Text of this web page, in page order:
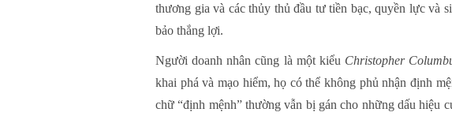
thương gia và các thủy thủ đầu tư tiền bạc, quyền lực và
bảo thắng lợi.
Người doanh nhân cũng là một kiểu Christopher
khai phá và mạo hiểm, họ có thể không phủ nhận định
chữ “định mệnh” thường vẫn bị gán cho những dấu hiệu